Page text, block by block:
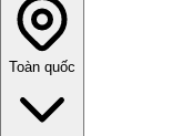
Toàn quốc